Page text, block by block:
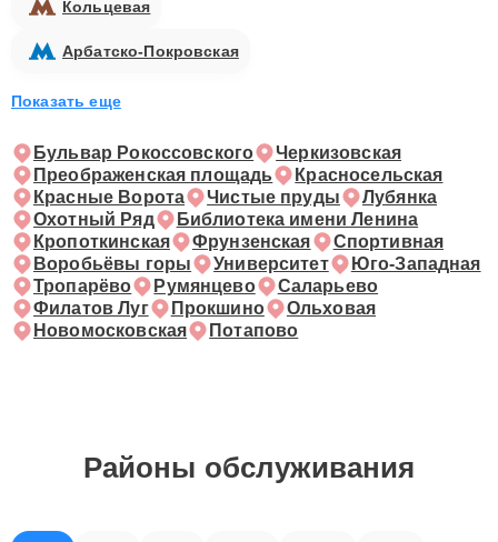
новые, обеспечивая вам комфортное использование
на длительный срок. Доверьте ремонт AirPods
качественным звуком без перерывов.
Кольцевая
Арбатско-Покровская
Показать еще
Бульвар Рокоссовского
Черкизовская
Преображенская площадь
Красносельская
Красные Ворота
Чистые пруды
Лубянка
Охотный Ряд
Библиотека имени Ленина
Кропоткинская
Фрунзенская
Спортивная
Воробьёвы горы
Университет
Юго-Западная
Тропарёво
Румянцево
Саларьево
Филатов Луг
Прокшино
Ольховая
Новомосковская
Потапово
Районы обслуживания